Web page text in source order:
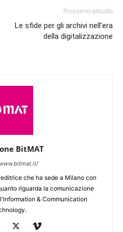
Prossimo articolo
Le sfide per gli archivi nell’era
della digitalizzazione
BitMAT
che ha sede a Milano con
riguarda la comunicazione
& Communication